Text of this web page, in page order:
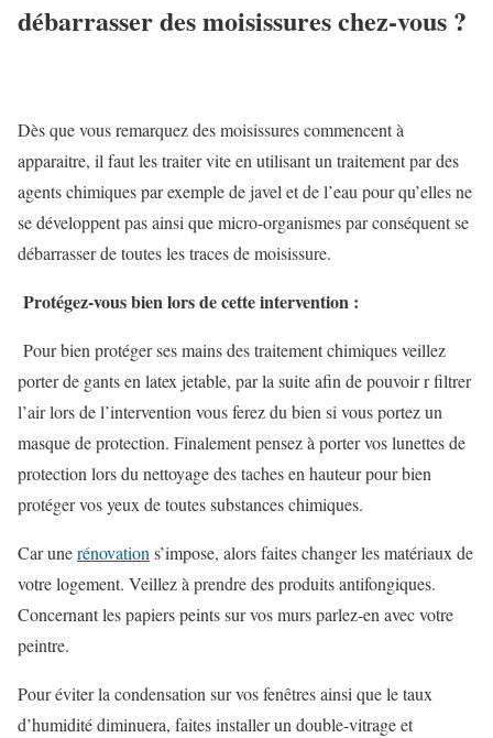
débarrasser des moisissures chez-vous ?
Dès que vous remarquez des moisissures commencent à
apparaitre, il faut les traiter vite en utilisant un traitement par des
agents chimiques par exemple de javel et de l’eau pour qu’elles ne
se développent pas ainsi que micro-organismes par conséquent se
débarrasser de toutes les traces de moisissure.
Protégez-vous bien lors de cette intervention :
Pour bien protéger ses mains des traitement chimiques veillez
porter de gants en latex jetable, par la suite afin de pouvoir r filtrer
l’air lors de l’intervention vous ferez du bien si vous portez un
masque de protection. Finalement pensez à porter vos lunettes de
protection lors du nettoyage des taches en hauteur pour bien
protéger vos yeux de toutes substances chimiques.
Car unerénovation s’impose, alors faites changer les matériaux de
votre logement. Veillez à prendre des produits antifongiques.
Concernant les papiers peints sur vos murs parlez-en avec votre
peintre.
Pour éviter la condensation sur vos fenêtres ainsi que le taux
d’humidité diminuera, faites installer un double-vitrage et